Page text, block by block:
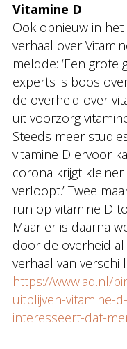
Vitamine D
Ook opnieuw in
verhaal over
meldde: ‘Een
experts is boos
de overheid over
uit voorzorg
Steeds meer
vitamine D ervoor
corona krijgt
verloopt.’ Twee
run op vitamine D
Maar er is daarna
door de overheid
verhaal van
https://www.ad.nl/
uitblijven-vitamine-
interesseert-dat-